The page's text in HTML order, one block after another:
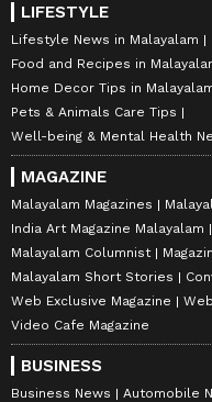
LIFESTYLE
Lifestyle News in Malayalam
Food and Recipes in
Home Decor Tips in
Pets & Animals Care Tips
Well-being & Mental Health
MAGAZINE
Malayalam Magazines
India Art Magazine Malayalam
Malayalam Columnist
Malayalam Short Stories
Web Exclusive Magazine
Video Cafe Magazine
BUSINESS
Business News Automobile